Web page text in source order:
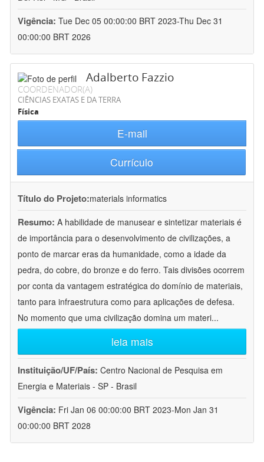
Vigência: Tue Dec 05 00:00:00 BRT 2023-Thu Dec 31
00:00:00 BRT 2026
Adalberto Fazzio
COORDENADOR(A)
CIÊNCIAS EXATAS E DA TERRA
Física
E-mail
Currículo
Título do Projeto:materials informatics
Resumo: A habilidade de manusear e sintetizar materiais é
de importância para o desenvolvimento de civilizações, a
ponto de marcar eras da humanidade, como a idade da
pedra, do cobre, do bronze e do ferro. Tais divisões ocorrem
por conta da vantagem estratégica do domínio de materiais,
tanto para infraestrutura como para aplicações de defesa.
No momento que uma civilização domina um materi...
leia mais
Instituição/UF/País: Centro Nacional de Pesquisa em
Energia e Materiais - SP - Brasil
Vigência: Fri Jan 06 00:00:00 BRT 2023-Mon Jan 31
00:00:00 BRT 2028